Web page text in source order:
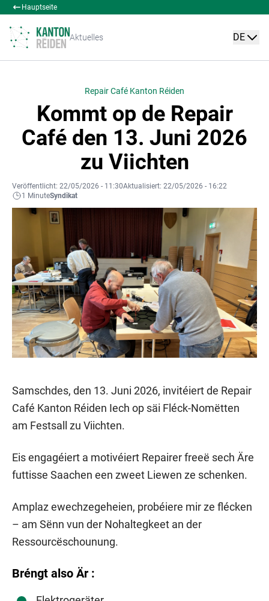
Hauptseite
Aktuelles DE
Repair Café Kanton Réiden
Kommt op de Repair
Café den 13. Juni 2026
zu Viichten
Veröffentlicht: 22/05/2026 - 11:30Aktualisiert: 22/05/2026 - 16:22
1 MinuteSyndikat
Samschdes, den 13. Juni 2026, invitéiert de Repair
Café Kanton Réiden Iech op säi Fléck-Nomëtten
am Festsall zu Viichten.
Eis engagéiert a motivéiert Repairer freeë sech Äre
futtisse Saachen een zweet Liewen ze schenken.
Amplaz ewechzegeheien, probéiere mir ze flécken
– am Sënn vun der Nohaltegkeet an der
Ressourcëschounung.
Bréngt also Är :